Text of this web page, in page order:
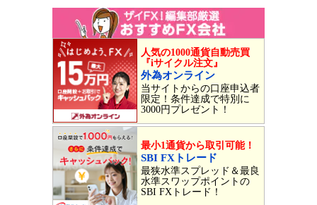
人気の1000通貨自動売買
『iサイクル注文』
外為オンライン
当サイトからの口座申込者
限定！条件達成で特別に
3000円プレゼント！
最小1通貨から取引可能！
SBI FXトレード
最狭水準スプレッド＆最良
水準スワップポイントの
SBI FXトレード！